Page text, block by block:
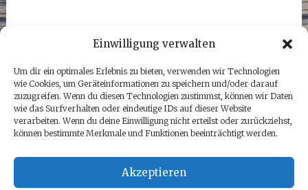
Einwilligung verwalten
Um dir ein optimales Erlebnis zu bieten, verwenden wir Technologien
wie Cookies, um Geräteinformationen zu speichern und/oder darauf
zuzugreifen. Wenn du diesen Technologien zustimmst, können wir Daten
wie das Surfverhalten oder eindeutige IDs auf dieser Website
verarbeiten. Wenn du deine Einwilligung nicht erteilst oder zurückziehst,
können bestimmte Merkmale und Funktionen beeinträchtigt werden.
Akzeptieren